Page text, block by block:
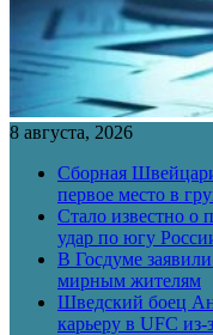
8 августа, 2026
Сборная
первое место в
Стало известно о
удар по югу
В Госдуме
мирным жителям
Шведский боец
карьеру в UFC